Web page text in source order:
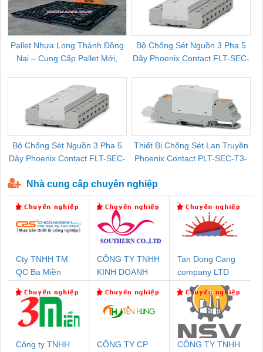
Pallet Nhựa Long Thành Đồng
Nai – Cung Cấp Pallet Mới,
Bộ Chống Sét Nguồn 3 Pha 5
Dây Phoenix Contact FLT-SEC-
Bộ Chống Sét Nguồn 3 Pha 5
Dây Phoenix Contact FLT-SEC-
Thiết Bị Chống Sét Lan Truyền
Phoenix Contact PLT-SEC-T3-
Nhà cung cấp chuyên nghiệp
Cty TNHH TM
QC Ba Miền
CÔNG TY TNHH
KINH DOANH
PHƯƠNG NAM
Tan Dong Cang
company LTD
Công ty TNHH
CÔNG TY CP
CÔNG TY TNHH